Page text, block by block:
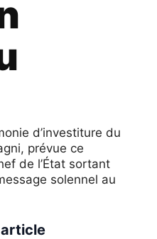
d’investiture du
prévue ce
de l’État sortant
solennel au